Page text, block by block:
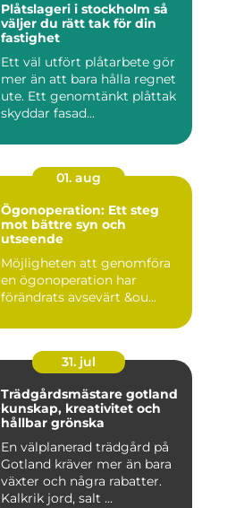
Plåtslageri i stockholm så
väljer du rätt tak för din
fastighet
Ett väl utfört plåtarbete gör
mer än att bara hålla regnet
ute. Ett genomtänkt plåttak
skyddar fasad...
01. aug
Ögonoperation: Ett steg
mot bättre syn och
utseende
Möjligheten att genomföra
en ögonoperation har
förändrats avsevärt &ou...
31. jul
Trädgårdsmästare gotland
kunskap, kreativitet och
hållbar grönska
En välplanerad trädgård på
Gotland kräver mer än bara
växter och några rabatter.
Kalkrik jord, salt ...